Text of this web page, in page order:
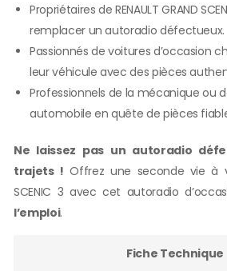
Propriétaires de RENAULT GRAND
remplacer un autoradio défectueux.
Passionnés de voitures d’occasion
leur véhicule avec des pièces
Professionnels de la mécanique ou
automobile en quête de pièces
Ne laissez pas un autoradio
trajets ! Offrez une seconde vie à
SCENIC 3 avec cet autoradio
l’emploi.
Fiche Technique